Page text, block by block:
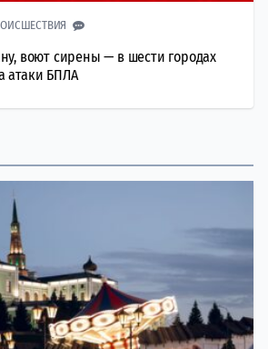
воют сирены — в шести городах
атаки БПЛА